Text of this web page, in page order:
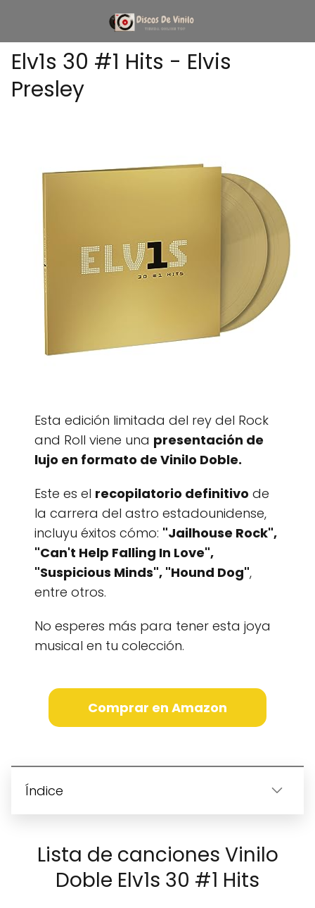
Elv1s 30 #1 Hits - Elvis
Presley
Esta edición limitada del rey del Rock
and Roll viene una presentación de
lujo en formato de Vinilo Doble.
Este es el recopilatorio definitivo de
la carrera del astro estadounidense,
incluyu éxitos cómo: "Jailhouse Rock",
"Can't Help Falling In Love",
"Suspicious Minds", "Hound Dog",
entre otros.
No esperes más para tener esta joya
musical en tu colección.
Comprar en Amazon
Índice
Lista de canciones Vinilo
Doble Elv1s 30 #1 Hits